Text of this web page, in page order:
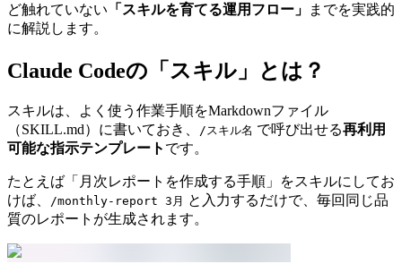
ど触れていない 「スキルを育てる運用フロー」
までを実践的
に解説します。
Claude Codeの「スキル」とは？
スキルは、よく使う作業手順をMarkdownファイル
（SKILL.md）に書いておき、
/スキル名 で呼び出せる再利用
可能な指示テンプレート です。
たとえば「月次レポートを作成する手順」をスキルにしてお
けば、
/monthly-report 3月 と入力するだけで、毎回同じ品
質のレポートが生成されます。